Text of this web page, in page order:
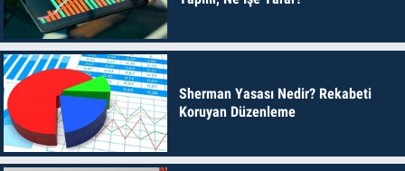
Sherman Yasası Nedir? Rekabeti
Koruyan Düzenleme